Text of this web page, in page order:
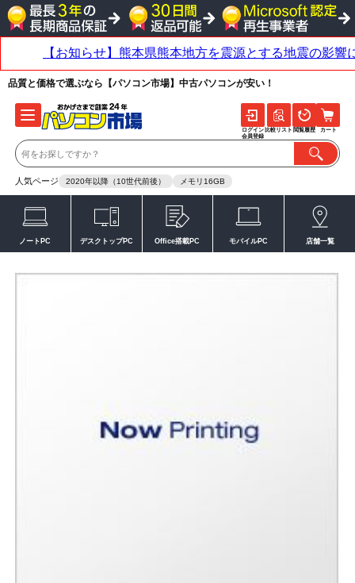
品質と価格で選ぶなら【パソコン市場】中古パソコンが安い！
人気ページ 2020年以降（10世代前後） メモリ16GB
ログイン
会員登録
比較リスト 閲覧履歴 カート
ノートPC デスクトップPC Office搭載PC モバイルPC 店舗一覧